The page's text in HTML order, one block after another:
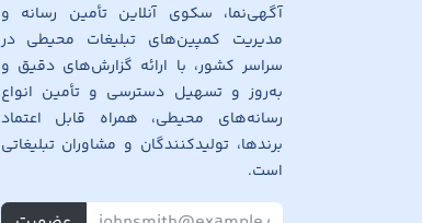
آگهی‌نما، سکوی آنلاین تأمین رسانه و
مدیریت کمپین‌های تبلیغات محیطی در
سراسر کشور، با ارائه گزارش‌های دقیق و
به‌روز و تسهیل دسترسی و تأمین انواع
رسانه‌های محیطی، همراه قابل اعتماد
برندها، تولیدکنندگان و مشاوران تبلیغاتی
است.